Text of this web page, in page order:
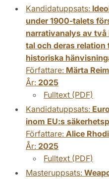
Kandidatuppsats:
under 1900-talets
narrativanalys av
tal och deras
historiska
Författare: Märta
År: 2025
Fulltext (PDF)
Kandidatuppsats:
inom EU:s
Författare: Alice
År: 2025
Fulltext (PDF)
Masteruppsats: